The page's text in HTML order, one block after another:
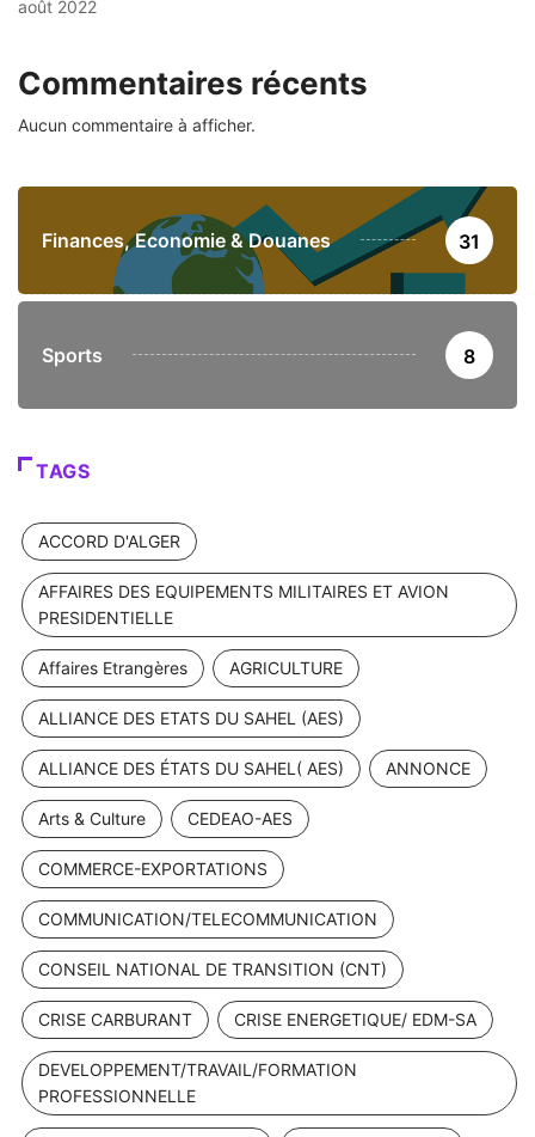
août 2022
Commentaires récents
Aucun commentaire à afficher.
Finances, Economie & Douanes 31
Sports 8
TAGS
ACCORD D'ALGER
AFFAIRES DES EQUIPEMENTS MILITAIRES ET AVION
PRESIDENTIELLE
Affaires Etrangères AGRICULTURE
ALLIANCE DES ETATS DU SAHEL (AES)
ALLIANCE DES ÉTATS DU SAHEL( AES) ANNONCE
Arts & Culture CEDEAO-AES
COMMERCE-EXPORTATIONS
COMMUNICATION/TELECOMMUNICATION
CONSEIL NATIONAL DE TRANSITION (CNT)
CRISE CARBURANT CRISE ENERGETIQUE/ EDM-SA
DEVELOPPEMENT/TRAVAIL/FORMATION
PROFESSIONNELLE